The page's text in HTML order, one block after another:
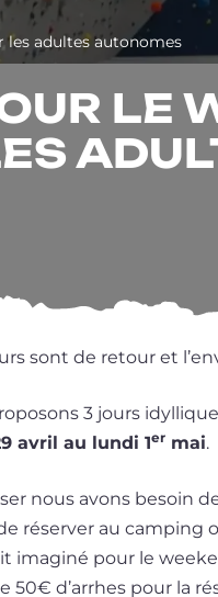
les adultes autonomes
LE
sont de retour et
3 jours
avril au lun­di 1er mai.
nous avons besoin
de réser­ver au
ima­gi­né pour le
50€ d’arrhes pour la